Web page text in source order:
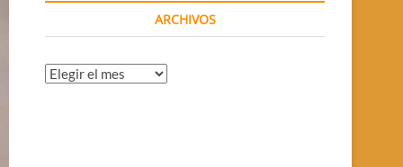
ARCHIVOS
Archivos